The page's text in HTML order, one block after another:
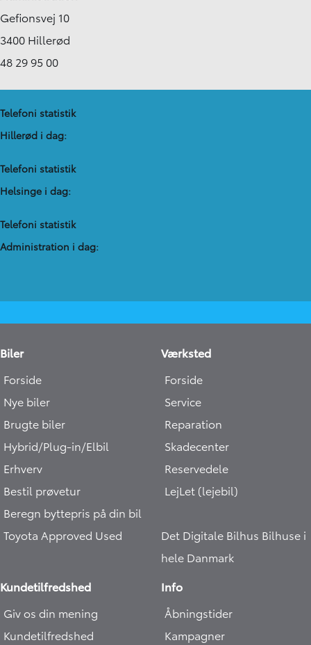
Gefionsvej 10
3400 Hillerød
48 29 95 00
Telefoni statistik
Hillerød i dag:
Telefoni statistik
Helsinge i dag:
Telefoni statistik
Administration​ i dag:
Biler
Forside
Nye biler
Brugte biler
Hybrid/Plug-in/Elbil
Erhverv
Bestil prøvetur
Beregn byttepris på din bil
Toyota Approved Used
Værksted
Forside
Service
Reparation
Skadecenter
Reservedele
LejLet (lejebil)
Det Digitale Bilhus Bilhuse i
hele Danmark
Kundetilfredshed
Giv os din mening
Kundetilfredshed
Info
Åbningstider
Kampagner